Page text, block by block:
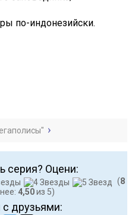
по-индонезийски.
серия? Оцени:
(8
4,50из 5)
друзьями: